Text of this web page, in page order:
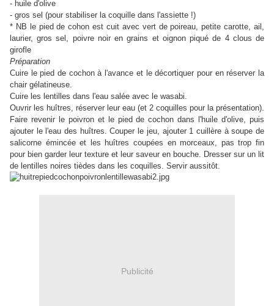
- huile d'olive
- gros sel (pour stabiliser la coquille dans l'assiette !)
* NB le pied de cohon est cuit avec vert de poireau, petite carotte, ail,
laurier, gros sel, poivre noir en grains et oignon piqué de 4 clous de
girofle
Préparation
Cuire le pied de cochon à l'avance et le décortiquer pour en réserver la
chair gélatineuse.
Cuire les lentilles dans l'eau salée avec le wasabi.
Ouvrir les huîtres, réserver leur eau (et 2 coquilles pour la présentation).
Faire revenir le poivron et le pied de cochon dans l'huile d'olive, puis
ajouter le l'eau des huîtres. Couper le jeu, ajouter 1 cuillère à soupe de
salicorne émincée et les huîtres coupées en morceaux, pas trop fin
pour bien garder leur texture et leur saveur en bouche. Dresser sur un lit
de lentilles noires tièdes dans les coquilles. Servir aussitôt.
Publicité